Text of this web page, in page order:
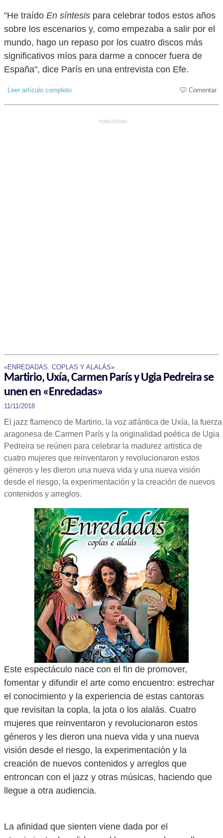
"He traído En síntesis para celebrar todos estos años
sobre los escenarios y, como empezaba a salir por el
mundo, hago un repaso por los cuatro discos más
significativos míos para darme a conocer fuera de
España", dice París en una entrevista con Efe.
Leer artículo completo Comentar
PUBLICIDAD
«ENREDADAS. COPLAS Y ALALÁS»
Martirio, Uxía, Carmen París y Ugia Pedreira se
unen en «Enredadas»
11/11/2018
El jazz flamenco de Martirio, la voz atlántica de Uxía, la fuerza
aragonesa de Carmen París y la originalidad poética de Ugia
Pedreira se reúnen para celebrar la madurez artística de
cuatro mujeres que reinventaron y revolucionaron estos
géneros y les dieron una nueva vida y una nueva visión
desde el riesgo, la experimentación y la creación de nuevos
contenidos y arreglos.
Este espectáculo nace con el fin de promover,
fomentar y difundir el arte como encuentro: estrechar
el conocimiento y la experiencia de estas cantoras
que revisitan la copla, la jota o los alalás. Cuatro
mujeres que reinventaron y revolucionaron estos
géneros y les dieron una nueva vida y una nueva
visión desde el riesgo, la experimentación y la
creación de nuevos contenidos y arreglos que
entroncan con el jazz y otras músicas, haciendo que
llegue a otra audiencia.
La afinidad que sienten viene dada por el